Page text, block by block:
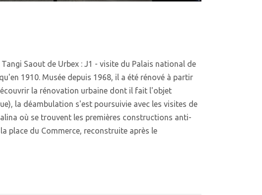
Saout de Urbex : J1 - visite du Palais national de
1910. Musée depuis 1968, il a été rénové à partir
la rénovation urbaine dont il fait l'objet
la déambulation s'est poursuivie avec les visites de
où se trouvent les premières constructions anti-
place du Commerce, reconstruite après le